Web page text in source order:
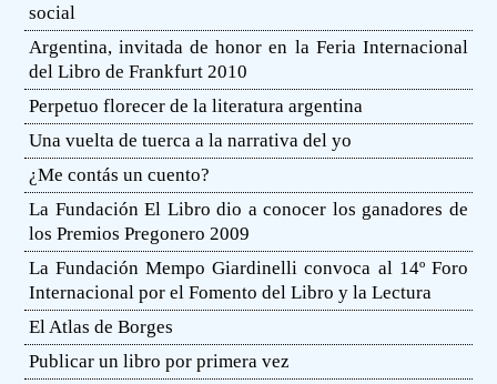
social
Argentina, invitada de honor en la Feria Internacional
del Libro de Frankfurt 2010
Perpetuo florecer de la literatura argentina
Una vuelta de tuerca a la narrativa del yo
¿Me contás un cuento?
La Fundación El Libro dio a conocer los ganadores de
los Premios Pregonero 2009
La Fundación Mempo Giardinelli convoca al 14º Foro
Internacional por el Fomento del Libro y la Lectura
El Atlas de Borges
Publicar un libro por primera vez